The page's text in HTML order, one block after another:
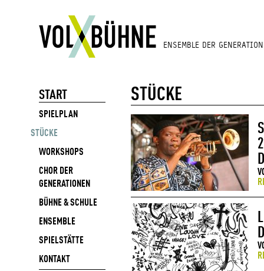
ENSEMBLE DER
START
SPIELPLAN
STÜCKE
WORKSHOPS
CHOR DER
GENERATIONEN
BÜHNE & SCHULE
ENSEMBLE
SPIELSTÄTTE
KONTAKT
STÜCKE